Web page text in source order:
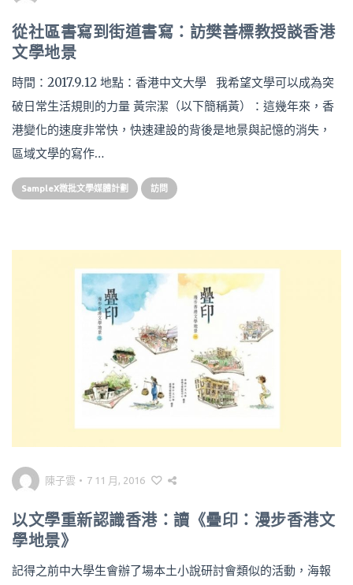
從社區書寫到街道書寫：訪樊善標教授談香港
文學地景
時間：2017.9.12 地點：香港中文大學 我希望文學可以成為突
破日常生活規則的力量 黃宗潔（以下簡稱黃）：這幾年來，香
港變化的速度非常快，快速建設的背後是地景與記憶的消失，
區域文學的寫作…
SampleX微批文學媒體計劃 訪問
陳子雲 • 7 11 月, 2016
以文學重新認識香港：讀《疊印：漫步香港文
學地景》
記得之前中大學生會辦了場本土小說研討會類似的活動，海報